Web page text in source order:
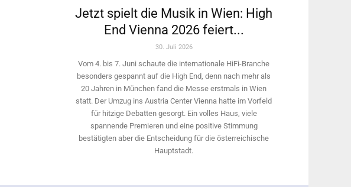
Jetzt spielt die Musik in Wien: High
End Vienna 2026 feiert...
30. Juli 2026
Vom 4. bis 7. Juni schaute die internationale HiFi-Branche
besonders gespannt auf die High End, denn nach mehr als
20 Jahren in München fand die Messe erstmals in Wien
statt. Der Umzug ins Austria Center Vienna hatte im Vorfeld
für hitzige Debatten gesorgt. Ein volles Haus, viele
spannende Premieren und eine positive Stimmung
bestätigten aber die Entscheidung für die österreichische
Hauptstadt.